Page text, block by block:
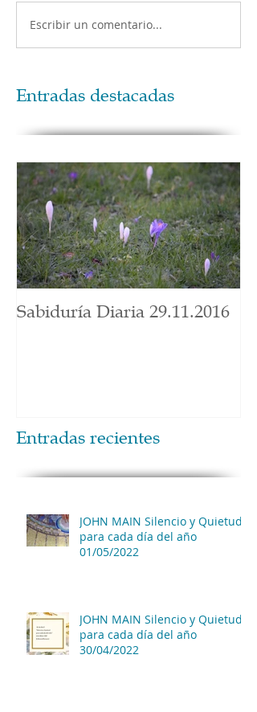
Escribir un comentario...
Entradas destacadas
Sabiduría Diaria 29.11.2016
Entradas recientes
JOHN MAIN Silencio y Quietud
para cada día del año
01/05/2022
JOHN MAIN Silencio y Quietud
para cada día del año
30/04/2022